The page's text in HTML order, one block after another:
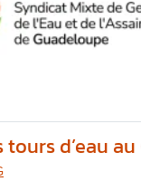
d’eau au